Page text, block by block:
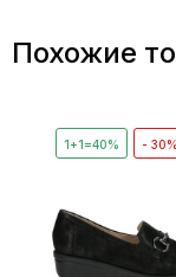
Похожие
1+1=40% - 30%